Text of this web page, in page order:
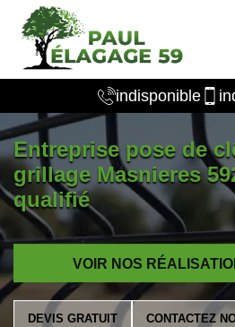
indisponible
Entreprise pose de
grillage Masnieres
qualifié
VOIR NOS
DEVIS GRATUIT CONTACTEZ